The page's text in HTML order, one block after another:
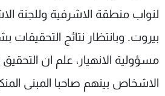
لنواب منطقة الاشرفية وللجنة
بيروت. وبانتظار نتائج
مسؤولية الانهيار، علم ان
الاشخاص بينهم صاحبا المبنى